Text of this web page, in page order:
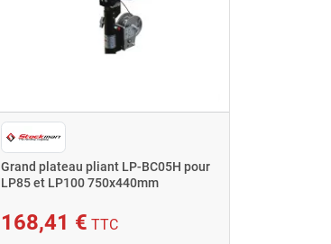
Grand plateau pliant LP-BC05H pour
LP85 et LP100 750x440mm
168,41 € TTC